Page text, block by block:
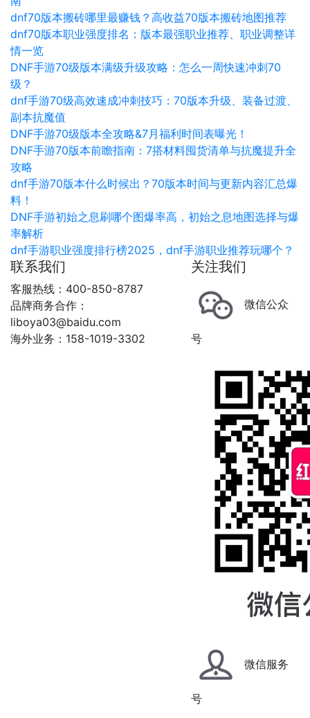
dnf70版本搬砖哪里最赚钱？高收益70版本搬砖地图推荐
dnf70版本职业强度排名：版本最强职业推荐、职业调整详
情一览
DNF手游70级版本满级升级攻略：怎么一周快速冲刺70
级？
dnf手游70级高效速成冲刺技巧：70版本升级、装备过渡、
副本抗魔值
DNF手游70级版本全攻略&7月福利时间表曝光！
DNF手游70版本前瞻指南：7搭材料囤货清单与抗魔提升全
攻略
dnf手游70版本什么时候出？70版本时间与更新内容汇总爆
料！
DNF手游初始之息刷哪个图爆率高，初始之息地图选择与爆
率解析
dnf手游职业强度排行榜2025，dnf手游职业推荐玩哪个？
联系我们
客服热线：400-850-8787
品牌商务合作：
liboya03@baidu.com
海外业务：158-1019-3302
关注我们
微信公众
号
微信服务
号